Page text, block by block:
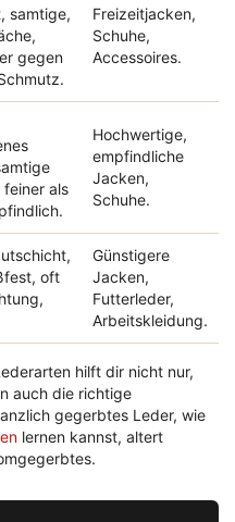
samtige,
gegen
Freizeitjacken,
Schuhe,
Accessoires.
als
Hochwertige,
empfindliche
Jacken,
Schuhe.
oft
Günstigere
Jacken,
Futterleder,
Arbeitskleidung.
hilft dir nicht nur,
auch die richtige
gegerbtes Leder, wie
lernen kannst, altert